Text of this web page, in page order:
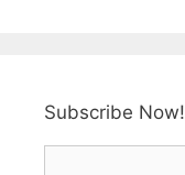
Subscribe Now!